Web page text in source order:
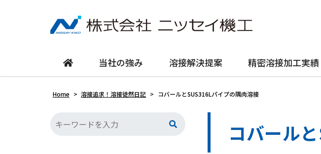
当社の強み 溶接解決提案 精密溶接加工実績
Home > 溶接追求！溶接徒然日記 > コバールとSUS316Lパイプの隅肉溶接
コバール